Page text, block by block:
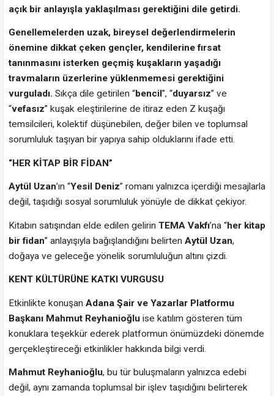
açık bir anlayışla yaklaşılması gerektiğini dile getirdi.
Genellemelerden uzak, bireysel değerlendirmelerin
önemine dikkat çeken gençler, kendilerine fırsat
tanınmasını isterken geçmiş kuşakların yaşadığı
travmaların üzerlerine yüklenmemesi gerektiğini
vurguladı. Sıkça dile getirilen “bencil ”, “duyarsız” ve
“vefasız” kuşak eleştirilerine de itiraz eden Z kuşağı
temsilcileri, kolektif düşünebilen, değer bilen ve toplumsal
sorumluluk taşıyan bir yapıya sahip olduklarını ifade etti.
“HER KİTAP BİR FİDAN”
Aytül Uzan’ın “Yesil Deniz” romanı yalnızca içerdiği mesajlarla
değil, taşıdığı sosyal sorumluluk yönüyle de dikkat çekiyor.
Kitabın satışından elde edilen gelirin TEMA Vakfı’na “her kitap
bir fidan” anlayışıyla bağışlandığını belirten Aytül Uzan,
doğaya ve geleceğe yönelik sorumluluğun altını çizdi.
KENT KÜLTÜRÜNE KATKI VURGUSU
Etkinlikte konuşan Adana Şair ve Yazarlar Platformu
Başkanı Mahmut Reyhanioğluise katılım gösteren tüm
konuklara teşekkür ederek platformun önümüzdeki dönemde
gerçekleştireceği etkinlikler hakkında bilgi verdi.
Mahmut Reyhanioğlu, bu tür buluşmaların yalnızca edebi
değil, aynı zamanda toplumsal bir işlev taşıdığını belirterek